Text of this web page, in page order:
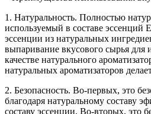
1. Натуральность. Полностью
используемый в составе эссенций
эссенции из натуральных
выпаривание вкусового сырья для
качестве натурального
натуральных ароматизаторов
2. Безопасность. Во-первых, это
благодаря натуральному составу
составу эссенции. Во-вторых, это